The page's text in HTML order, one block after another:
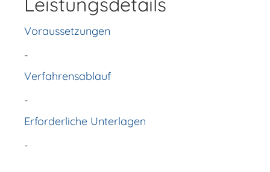
Voraussetzungen
-
Verfahrensablauf
-
Erforderliche Unterlagen
-